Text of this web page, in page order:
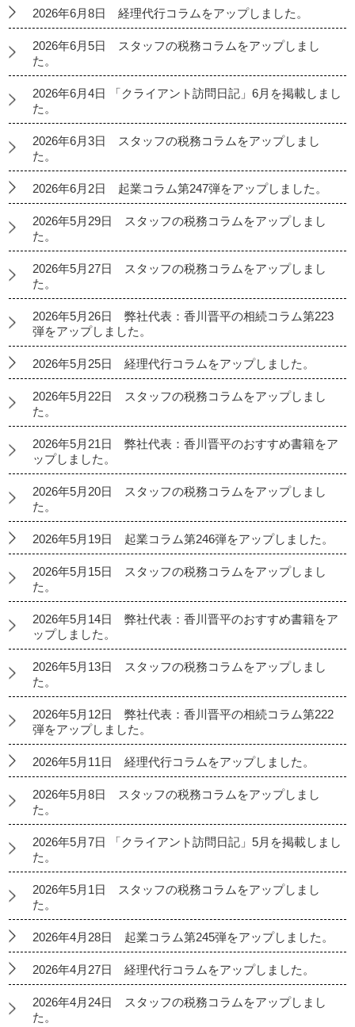
2026年6月8日 経理代行コラムをアップしました。
2026年6月5日 スタッフの税務コラムをアップしまし
た。
2026年6月4日 「クライアント訪問日記」6月を掲載しまし
た。
2026年6月3日 スタッフの税務コラムをアップしまし
た。
2026年6月2日 起業コラム第247弾をアップしました。
2026年5月29日 スタッフの税務コラムをアップしまし
た。
2026年5月27日 スタッフの税務コラムをアップしまし
た。
2026年5月26日 弊社代表：香川晋平の相続コラム第223
弾をアップしました。
2026年5月25日 経理代行コラムをアップしました。
2026年5月22日 スタッフの税務コラムをアップしまし
た。
2026年5月21日 弊社代表：香川晋平のおすすめ書籍をア
ップしました。
2026年5月20日 スタッフの税務コラムをアップしまし
た。
2026年5月19日 起業コラム第246弾をアップしました。
2026年5月15日 スタッフの税務コラムをアップしまし
た。
2026年5月14日 弊社代表：香川晋平のおすすめ書籍をア
ップしました。
2026年5月13日 スタッフの税務コラムをアップしまし
た。
2026年5月12日 弊社代表：香川晋平の相続コラム第222
弾をアップしました。
2026年5月11日 経理代行コラムをアップしました。
2026年5月8日 スタッフの税務コラムをアップしまし
た。
2026年5月7日 「クライアント訪問日記」5月を掲載しまし
た。
2026年5月1日 スタッフの税務コラムをアップしまし
た。
2026年4月28日 起業コラム第245弾をアップしました。
2026年4月27日 経理代行コラムをアップしました。
2026年4月24日 スタッフの税務コラムをアップしまし
た。